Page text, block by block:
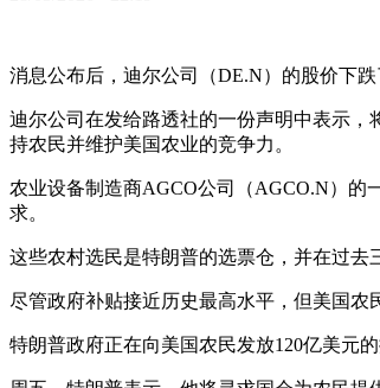
消息公布后，迪尔公司（DE.N）的股价下
迪尔公司在发给路透社的一份声明中表示
持农民并维护美国农业的竞争力。
农业设备制造商AGCO公司（AGCO.N）的
求。
这些农村选民是特朗普的选票仓，并在过去
尽管政府补贴接近历史最高水平，但美国农
特朗普政府正在向美国农民发放120亿美元